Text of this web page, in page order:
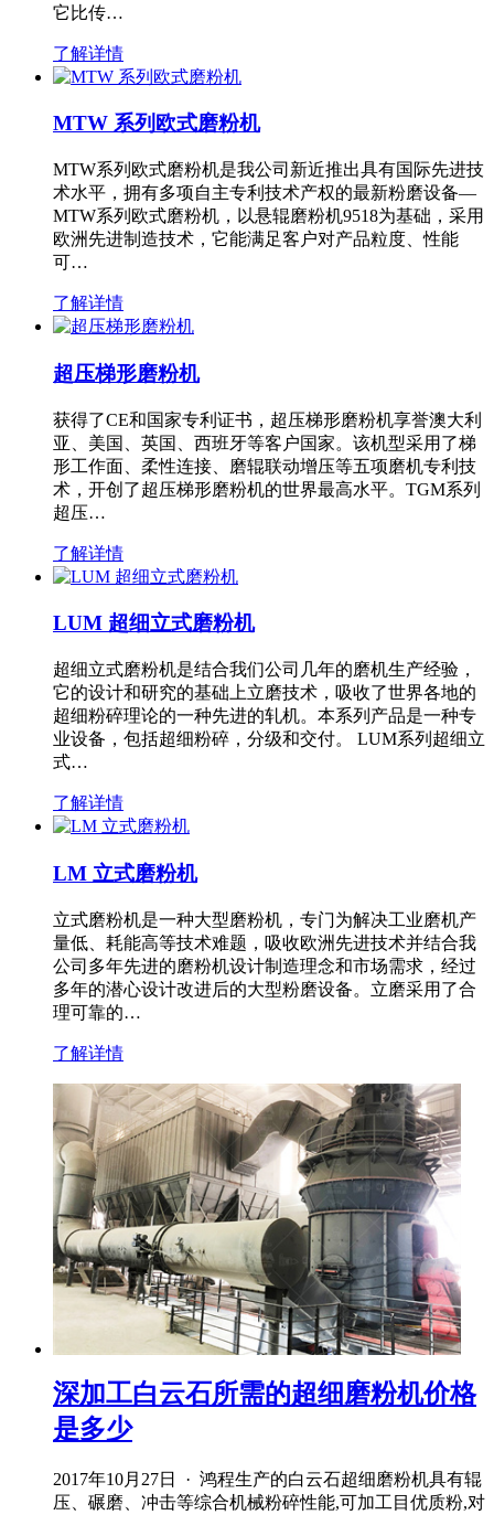
它比传…
了解详情
MTW 系列欧式磨粉机
MTW系列欧式磨粉机是我公司新近推出具有国际先进技
术水平，拥有多项自主专利技术产权的最新粉磨设备—
MTW系列欧式磨粉机，以悬辊磨粉机9518为基础，采用
欧洲先进制造技术，它能满足客户对产品粒度、性能
可…
了解详情
超压梯形磨粉机
获得了CE和国家专利证书，超压梯形磨粉机享誉澳大利
亚、美国、英国、西班牙等客户国家。该机型采用了梯
形工作面、柔性连接、磨辊联动增压等五项磨机专利技
术，开创了超压梯形磨粉机的世界最高水平。TGM系列
超压…
了解详情
LUM 超细立式磨粉机
超细立式磨粉机是结合我们公司几年的磨机生产经验，
它的设计和研究的基础上立磨技术，吸收了世界各地的
超细粉碎理论的一种先进的轧机。本系列产品是一种专
业设备，包括超细粉碎，分级和交付。 LUM系列超细立
式…
了解详情
LM 立式磨粉机
立式磨粉机是一种大型磨粉机，专门为解决工业磨机产
量低、耗能高等技术难题，吸收欧洲先进技术并结合我
公司多年先进的磨粉机设计制造理念和市场需求，经过
多年的潜心设计改进后的大型粉磨设备。立磨采用了合
理可靠的…
了解详情
深加工白云石所需的超细磨粉机价格
是多少
2017年10月27日 · 鸿程生产的白云石超细磨粉机具有辊
压、碾磨、冲击等综合机械粉碎性能,可加工目优质粉,对